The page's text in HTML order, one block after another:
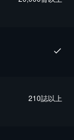
210誌以上